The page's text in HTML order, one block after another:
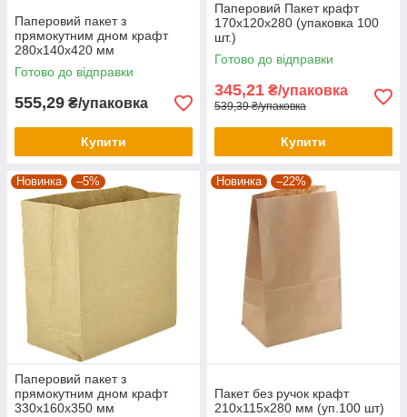
Паперовий пакет з
прямокутним дном крафт
280х140х420 мм
Готово до відправки
555,29 ₴/упаковка
Купити
Паперовий Пакет крафт
170х120х280 (упаковка 100
шт.)
Готово до відправки
345,21 ₴/упаковка
539,39 ₴/упаковка
Купити
Новинка –5%
Паперовий пакет з
прямокутним дном крафт
330х160х350 мм
Новинка –22%
Пакет без ручок крафт
210x115x280 мм (уп.100 шт)